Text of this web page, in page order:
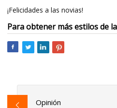
¡Felicidades a las novias!
Para obtener más estilos de
Opinión